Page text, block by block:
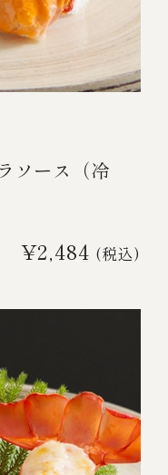
ソース（冷
¥2,484 (税込)